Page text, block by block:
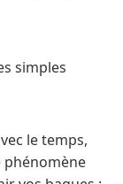
simples
le temps,
phénomène